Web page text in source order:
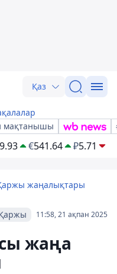
Қаз
мақтанышы
€541.64 ₽5.71
жаңалықтары
11:58, 21 ақпан 2025
жаңа